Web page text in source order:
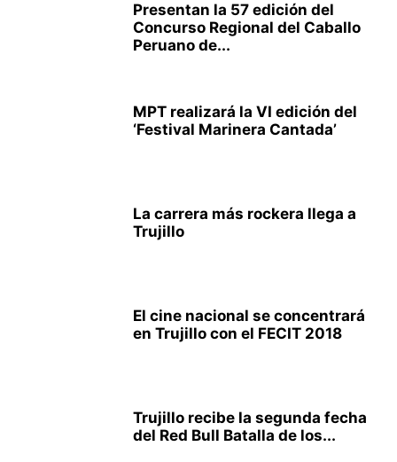
Presentan la 57 edición del
Concurso Regional del Caballo
Peruano de...
MPT realizará la VI edición del
‘Festival Marinera Cantada’
La carrera más rockera llega a
Trujillo
El cine nacional se concentrará
en Trujillo con el FECIT 2018
Trujillo recibe la segunda fecha
del Red Bull Batalla de los...